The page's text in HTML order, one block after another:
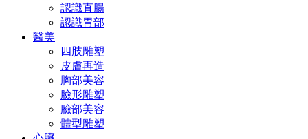
認識直腸
認識胃部
醫美
四肢雕塑
皮膚再造
胸部美容
臉形雕塑
臉部美容
體型雕塑